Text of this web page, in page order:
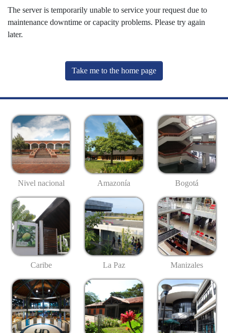
The server is temporarily unable to service your request due to
maintenance downtime or capacity problems. Please try again
later.
Take me to the home page
Nivel nacional Amazonía Bogotá
Caribe La Paz Manizales